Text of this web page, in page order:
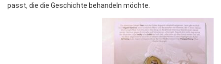
passt, die die Geschichte behandeln möchte.